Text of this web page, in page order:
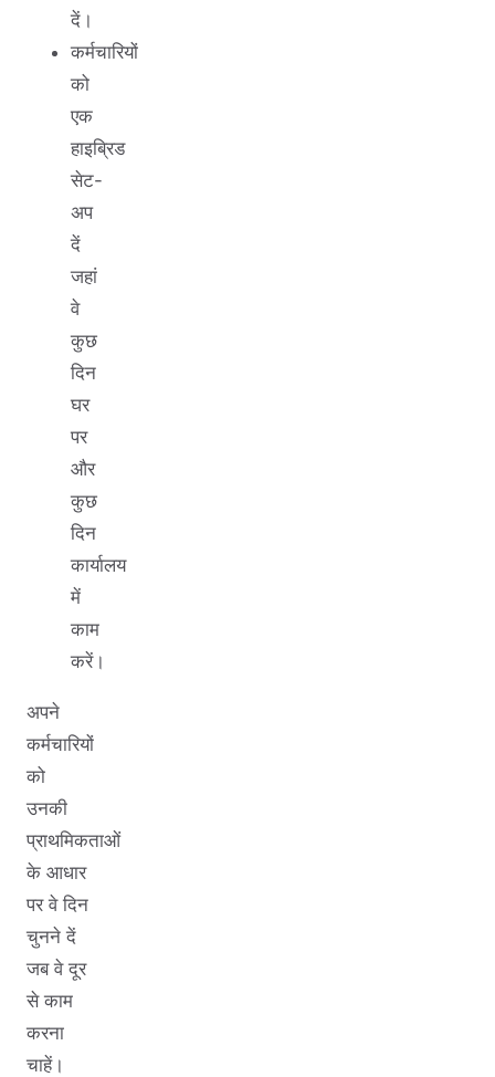
दें।
कर्मचारियों
को
एक
हाइब्रिड
सेट-
अप
दें
जहां
वे
कुछ
दिन
घर
पर
और
कुछ
दिन
कार्यालय
में
काम
करें।
अपने
कर्मचारियों
को
उनकी
प्राथमिकताओं
के आधार
पर वे दिन
चुनने दें
जब वे दूर
से काम
करना
चाहें।